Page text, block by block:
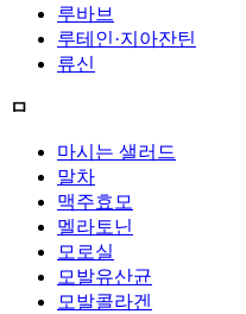
루바브
루테인·지아잔틴
류신
ㅁ
마시는 샐러드
말차
맥주효모
멜라토닌
모로실
모발유산균
모발콜라겐